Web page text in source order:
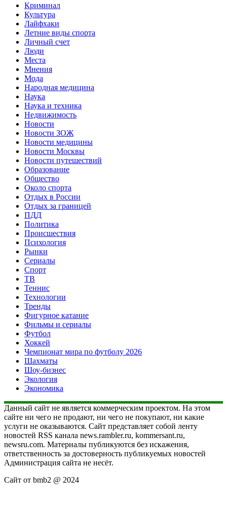
Криминал
Культура
Лайфхаки
Летние виды спорта
Личный счет
Люди
Места
Мнения
Мода
Народная медицина
Наука
Наука и техника
Недвижимость
Новости
Новости ЗОЖ
Новости медицины
Новости Москвы
Новости путешествий
Образование
Общество
Около спорта
Отдых в России
Отдых за границей
ПДД
Политика
Происшествия
Психология
Рынки
Сериалы
Спорт
ТВ
Теннис
Технологии
Тренды
Фигурное катание
Фильмы и сериалы
Футбол
Хоккей
Чемпионат мира по футболу 2026
Шахматы
Шоу-бизнес
Экология
Экономика
Данный сайт не является коммерческим проектом. На этом
сайте ни чего не продают, ни чего не покупают, ни какие
услуги не оказываются. Сайт представляет собой ленту
новостей RSS канала news.rambler.ru, kommersant.ru,
newsru.com. Материалы публикуются без искажения,
ответственность за достоверность публикуемых новостей
Администрация сайта не несёт.
Сайт от bmb2 @ 2024